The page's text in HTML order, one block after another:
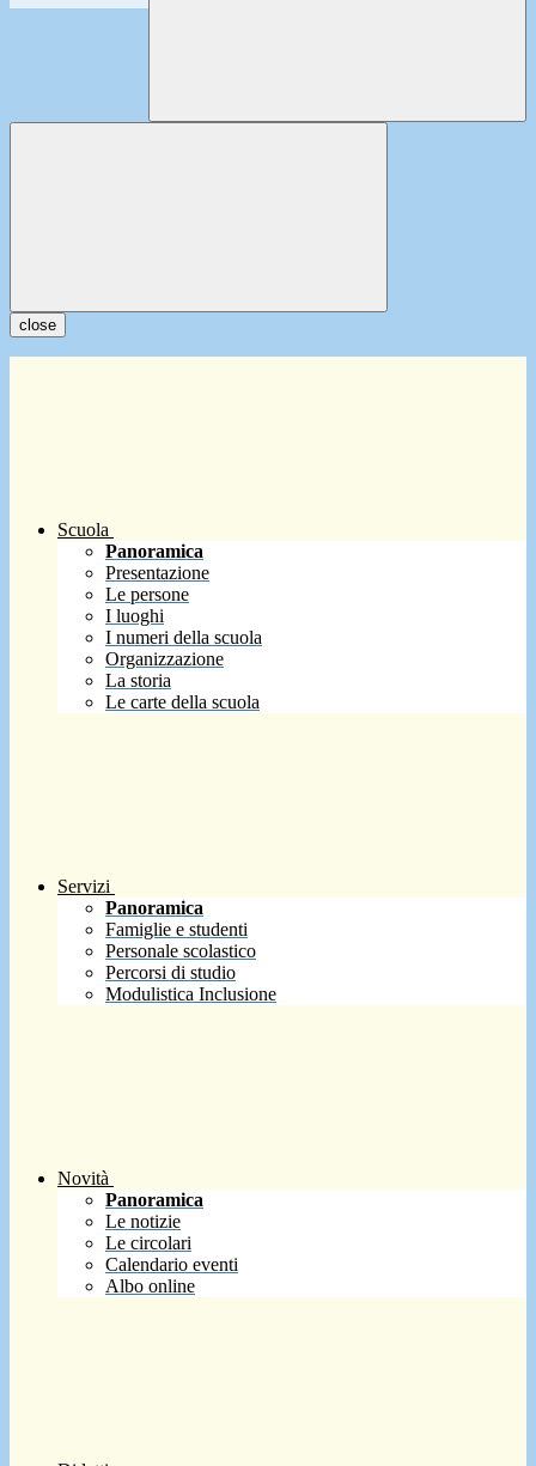
close
Scuola
Panoramica
Presentazione
Le persone
I luoghi
I numeri della scuola
Organizzazione
La storia
Le carte della scuola
Servizi
Panoramica
Famiglie e studenti
Personale scolastico
Percorsi di studio
Modulistica Inclusione
Novità
Panoramica
Le notizie
Le circolari
Calendario eventi
Albo online